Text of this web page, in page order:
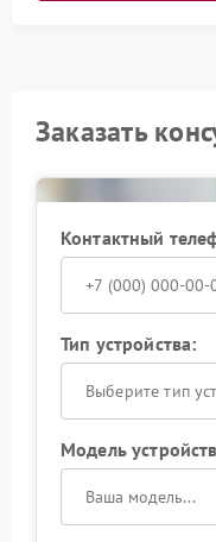
Заказать
Контактный
Тип устройства:
Выберите тип
Модель